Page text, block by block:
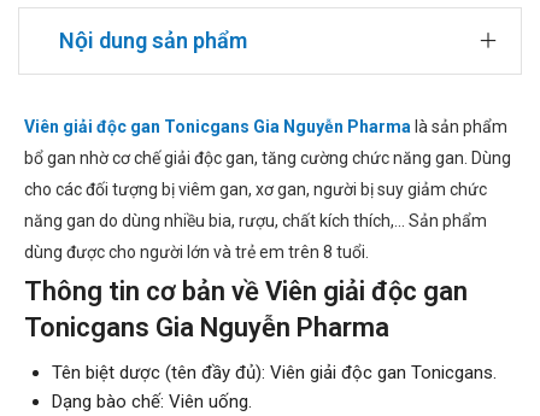
Nội dung sản phẩm
Viên giải độc gan Tonicgans Gia Nguyễn Pharma là sản phẩm
bổ gan nhờ cơ chế giải độc gan, tăng cường chức năng gan. Dùng
cho các đối tượng bị viêm gan, xơ gan, người bị suy giảm chức
năng gan do dùng nhiều bia, rượu, chất kích thích,... Sản phẩm
dùng được cho người lớn và trẻ em trên 8 tuổi.
Thông tin cơ bản về Viên giải độc gan
Tonicgans Gia Nguyễn Pharma
Tên biệt dược (tên đầy đủ): Viên giải độc gan Tonicgans.
Dạng bào chế: Viên uống.